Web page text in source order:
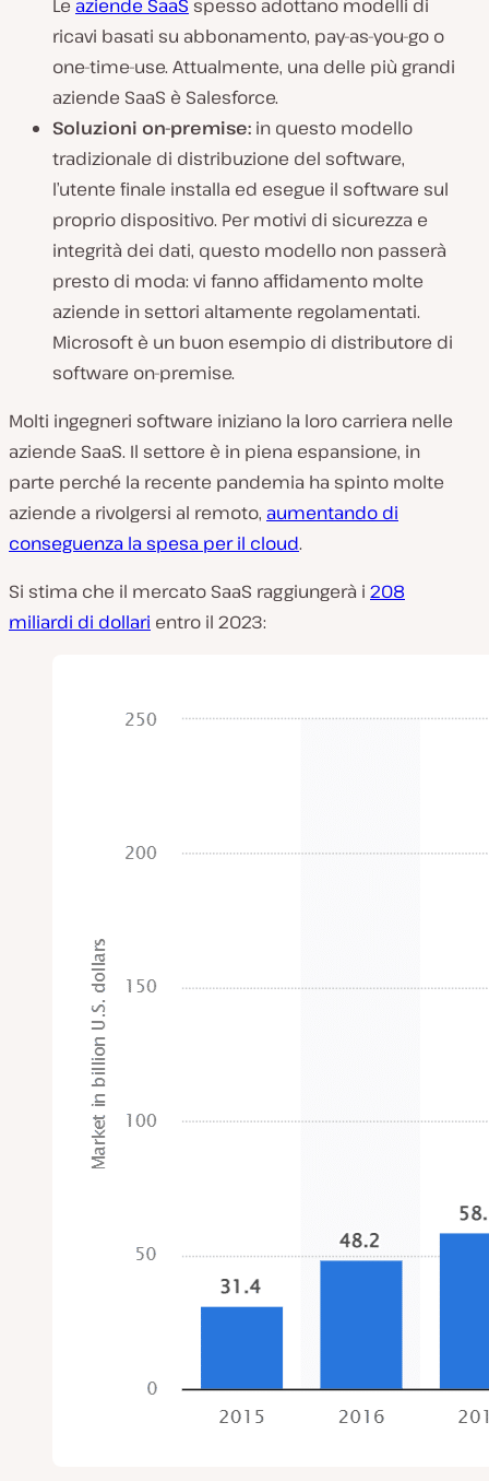
Le aziende SaaS spesso adottano modelli di
ricavi basati su abbonamento, pay-as-you-go o
one-time-use. Attualmente, una delle più grandi
aziende SaaS è Salesforce.
Soluzioni on-premise: in questo modello
tradizionale di distribuzione del software,
l’utente finale installa ed esegue il software sul
proprio dispositivo. Per motivi di sicurezza e
integrità dei dati, questo modello non passerà
presto di moda: vi fanno affidamento molte
aziende in settori altamente regolamentati.
Microsoft è un buon esempio di distributore di
software on-premise.
Molti ingegneri software iniziano la loro carriera nelle
aziende SaaS. Il settore è in piena espansione, in
parte perché la recente pandemia ha spinto molte
aziende a rivolgersi al remoto, aumentando di
conseguenza la spesa per il cloud.
Si stima che il mercato SaaS raggiungerà i 208
miliardi di dollari entro il 2023: